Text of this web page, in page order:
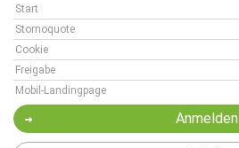
Start
Stornoquote
Cookie
Freigabe
Mobil-Landingpage
Anmelden